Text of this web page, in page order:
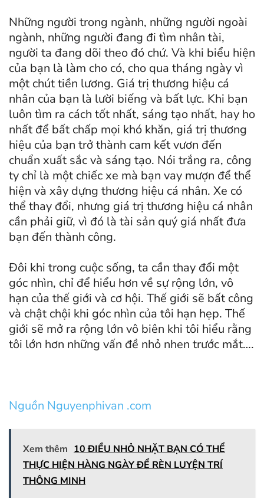
Những người trong ngành, những người ngoài
ngành, những người đang đi tìm nhân tài,
người ta đang dõi theo đó chứ. Và khi biểu hiện
của bạn là làm cho có, cho qua tháng ngày vì
một chút tiền lương. Giá trị thương hiệu cá
nhân của bạn là lười biếng và bất lực. Khi bạn
luôn tìm ra cách tốt nhất, sáng tạo nhất, hay ho
nhất để bất chấp mọi khó khăn, giá trị thương
hiệu của bạn trở thành cam kết vươn đến
chuẩn xuất sắc và sáng tạo. Nói trắng ra, công
ty chỉ là một chiếc xe mà bạn vay mượn để thể
hiện và xây dựng thương hiệu cá nhân. Xe có
thể thay đổi, nhưng giá trị thương hiệu cá nhân
cần phải giữ, vì đó là tài sản quý giá nhất đưa
bạn đến thành công.
Đôi khi trong cuộc sống, ta cần thay đổi một
góc nhìn, chỉ để hiểu hơn về sự rộng lớn, vô
hạn của thế giới và cơ hội. Thế giới sẽ bất công
và chật chội khi góc nhìn của tôi hạn hẹp. Thế
giới sẽ mở ra rộng lớn vô biên khi tôi hiểu rằng
tôi lớn hơn những vấn đề nhỏ nhen trước mắt….
Nguồn Nguyenphivan .com
Xem thêm 10 ĐIỀU NHỎ NHẶT BẠN CÓ THỂ
THỰC HIỆN HÀNG NGÀY ĐỂ RÈN LUYỆN TRÍ
THÔNG MINH